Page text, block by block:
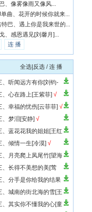
、像雾像雨又像风...
曲、花开的时候你就来...
巴、遇上你是我来世的...
、感恩遇见[刘馨月]...
连 播
全选|反选 /连 播
、听闻远方有你[刘钧-
、心在路上[王紫菲] √
、幸福的忧伤[云菲菲] √
、梦泪[安静] √
、蓝花花我的姐姐[王红
、倾情一生[冷漠] √
、月亮爬上凤尾竹[望海
、长得不美想的美[莺
、分手是你给我的结果
、城南的街北海的雪[王
、其实你不懂我的心[童